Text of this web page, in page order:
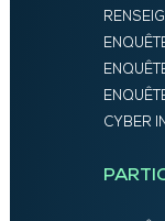
CYBER